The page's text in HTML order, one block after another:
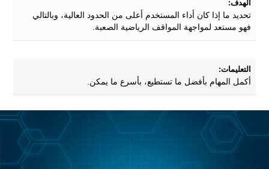
الهدف:
تحديد ما إذا كان أداء المستخدم أعلى من الحدود العالية، وبالتالي
فهو مستعد لمواجهة المواقف الرياضية الصعبة.
التعليمات:
أكمل المهام بأفضل ما تستطيع، بأسرع ما يمكن.